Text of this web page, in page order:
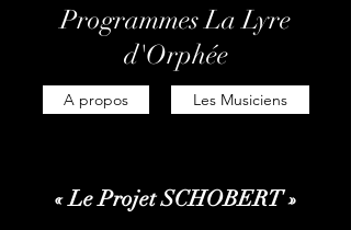
Programmes La Lyre
d'Orphée
A propos Les Musiciens
« Le Projet SCHOBERT »